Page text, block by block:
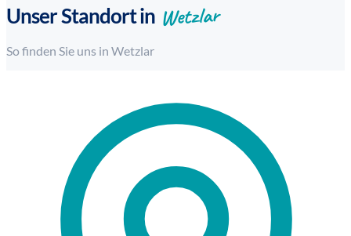
Unser Standort in Wetzlar
So finden Sie uns in Wetzlar